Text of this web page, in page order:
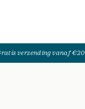
verzending vanaf €20